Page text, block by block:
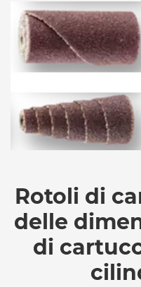
Rotoli di
delle
di